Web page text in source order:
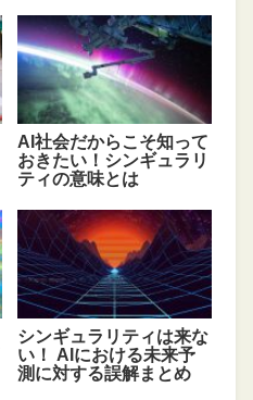
AI社会だからこそ知って
おきたい！シンギュラリ
ティの意味とは
シンギュラリティは来な
い！ AIにおける未来予
測に対する誤解まとめ